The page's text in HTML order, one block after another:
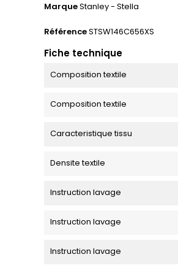
MarqueStanley - Stella
RéférenceSTSW146C656XS
Fiche technique
Composition textile
Composition textile
Caracteristique tissu
Densite textile
Instruction lavage
Instruction lavage
Instruction lavage